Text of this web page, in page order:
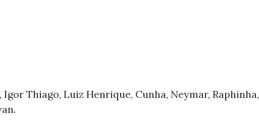
Thiago, Luiz Henrique, Cunha, Neymar, Raphinha,